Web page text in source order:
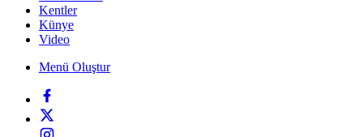
Kentler
Künye
Video
Menü Oluştur